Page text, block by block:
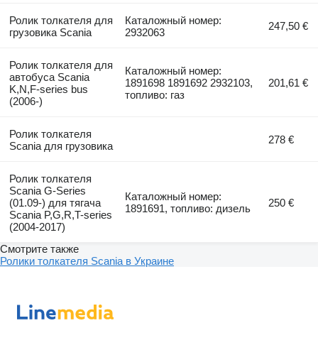
Ролик толкателя для
грузовика Scania
Каталожный номер:
2932063
247,50 €
Ролик толкателя для
автобуса Scania
K,N,F-series bus
(2006-)
Каталожный номер:
1891698 1891692 2932103,
топливо: газ
201,61 €
Ролик толкателя
Scania для грузовика
278 €
Ролик толкателя
Scania G-Series
(01.09-) для тягача
Scania P,G,R,T-series
(2004-2017)
Каталожный номер:
1891691, топливо: дизель
250 €
Смотрите также
Ролики толкателя Scania в Украине